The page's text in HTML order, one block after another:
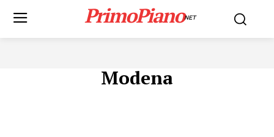
PrimoPianoNET
Modena